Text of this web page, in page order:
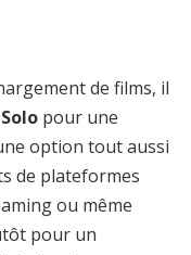
de films, il
pour une
option tout aussi
de plateformes
ou même
pour un